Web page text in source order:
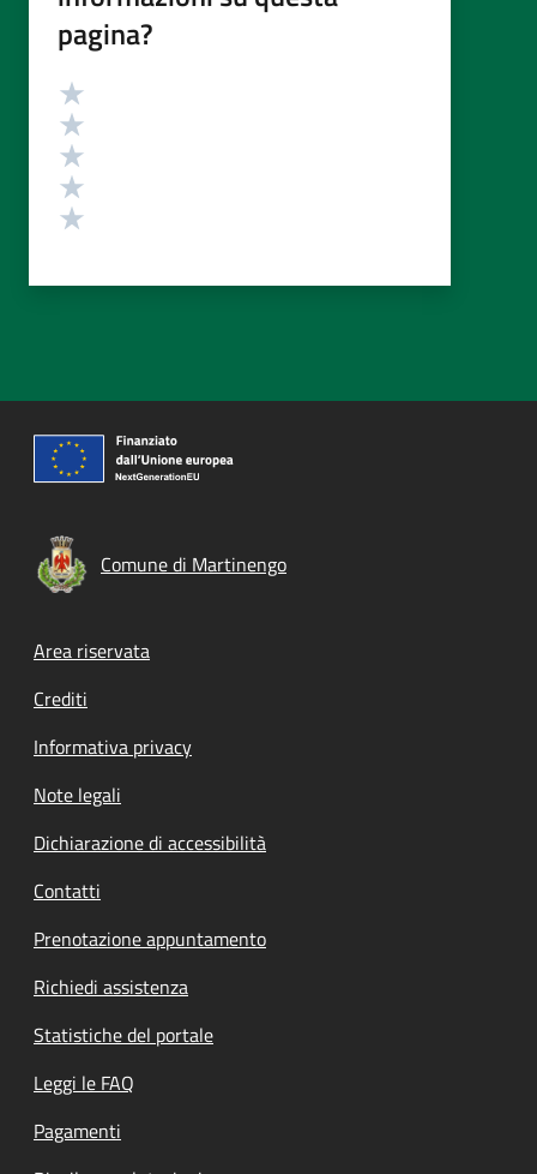
pagina?
Valutazione
Comune di Martinengo
Footer menu
Area riservata
Crediti
Informativa privacy
Note legali
Dichiarazione di accessibilità
Contatti
Prenotazione appuntamento
Richiedi assistenza
Statistiche del portale
Leggi le FAQ
Pagamenti